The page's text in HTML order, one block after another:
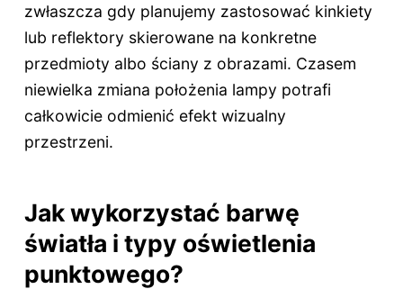
zwłaszcza gdy planujemy zastosować kinkiety
lub reflektory skierowane na konkretne
przedmioty albo ściany z obrazami. Czasem
niewielka zmiana położenia lampy potrafi
całkowicie odmienić efekt wizualny
przestrzeni.
Jak wykorzystać barwę
światła i typy oświetlenia
punktowego?